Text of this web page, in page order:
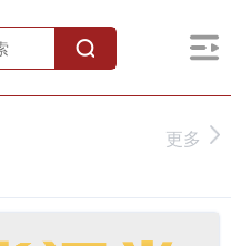
更多